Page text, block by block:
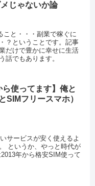
じゃないか論
こと・・・副業で稼ぐに
？ということです。記事
だけで豊かに幸せに生活
話でもあります。
ら使ってます】俺と
SIMフリースマホ）
サービスが安く使えるよ
というか、やっと時代が
年から格安SIM使って